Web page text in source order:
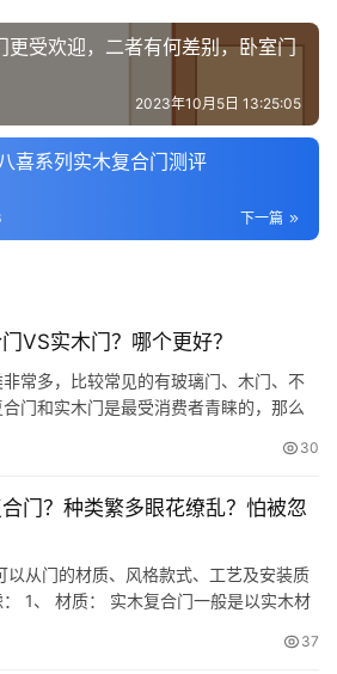
更受欢迎，二者有何差别，卧室门
2023年10月5日 13:25:05
喜系列实木复合门测评
下一篇
VS实木门？哪个更好？
多，比较常见的有玻璃门、木门、不
门和实木门是最受消费者青睐的，那么
两个问题和大家做个分享，给大家做
木木皮。一款优质的实木复合门多具有…
30
门？种类繁多眼花缭乱？怕被忽
以从门的材质、风格款式、工艺及安装质
1、 材质： 实木复合门一般是以实木材
主要有胡桃木、樱桃木、沙比利、影
37